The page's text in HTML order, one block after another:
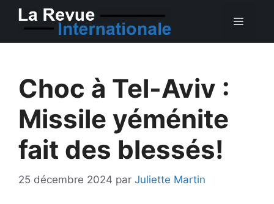
Aller
Choc à Tel-Aviv :
Missile yéménite
fait des blessés!
25 décembre 2024 par Juliette Martin